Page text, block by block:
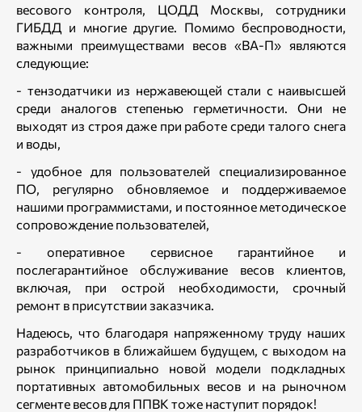
весового контроля, ЦОДД Москвы, сотрудники
ГИБДД и многие другие. Помимо беспроводности,
важными преимуществами весов «ВА-П» являются
следующие:
- тензодатчики из нержавеющей стали с наивысшей
среди аналогов степенью герметичности. Они не
выходят из строя даже при работе среди талого снега
и воды,
- удобное для пользователей специализированное
ПО, регулярно обновляемое и поддерживаемое
нашими программистами, и постоянное методическое
сопровождение пользователей,
- оперативное сервисное гарантийное и
послегарантийное обслуживание весов клиентов,
включая, при острой необходимости, срочный
ремонт в присутствии заказчика.
Надеюсь, что благодаря напряженному труду наших
разработчиков в ближайшем будущем, с выходом на
рынок принципиально новой модели подкладных
портативных автомобильных весов и на рыночном
сегменте весов для ППВК тоже наступит порядок!